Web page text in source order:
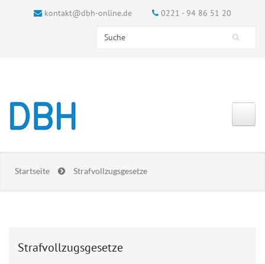
kontakt@dbh-online.de 0221 - 94 86 51 20
Suchformular
Search this site
Startseite Strafvollzugsgesetze
Strafvollzugsgesetze